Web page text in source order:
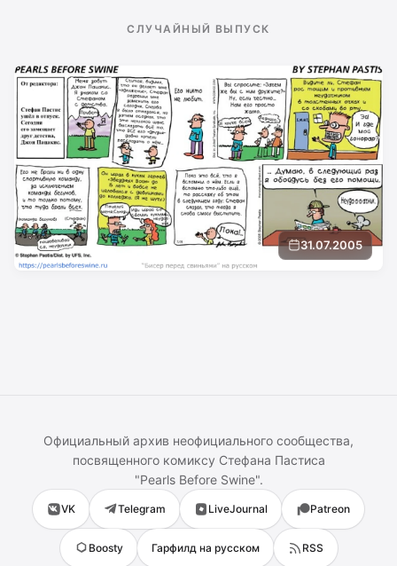
СЛУЧАЙНЫЙ ВЫПУСК
31.07.2005
Официальный архив неофициального сообщества,
посвященного комиксу Стефана Пастиса
"Pearls Before Swine".
VK Telegram LiveJournal Patreon
Boosty Гарфилд на русском RSS